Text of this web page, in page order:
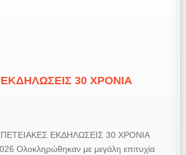
30 ΧΡΟΝΙΑ
ΕΚΔΗΛΩΣΕΙΣ 30 ΧΡΟΝΙΑ
Ολοκληρώθηκαν με μεγάλη επιτυχία